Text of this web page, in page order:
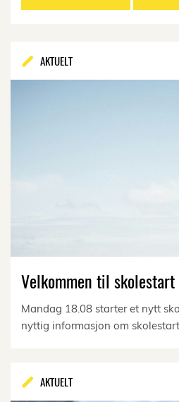
AKTUELT
Velkommen til skolestart
Mandag 18.08 starter et nytt
nyttig informasjon om
AKTUELT